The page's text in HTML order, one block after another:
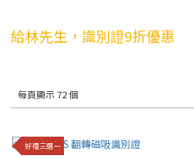
給林先生，識別證9折優惠
每頁顯示 72 個
好禮三選一